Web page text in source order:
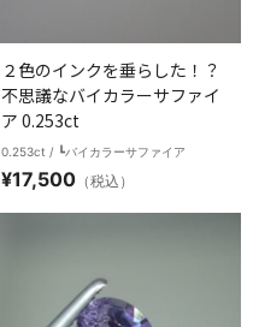
２色のインクを垂らした！？
不思議なバイカラーサファイ
ア 0.253ct
0.253ct / ┗バイカラーサファイア
¥17,500 （税込）